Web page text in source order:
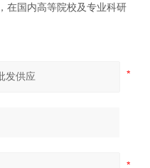
在国内高等院校及专业科研